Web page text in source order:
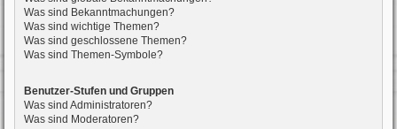
Was sind Bekanntmachungen?
Was sind wichtige Themen?
Was sind geschlossene Themen?
Was sind Themen-Symbole?
Benutzer-Stufen und Gruppen
Was sind Administratoren?
Was sind Moderatoren?